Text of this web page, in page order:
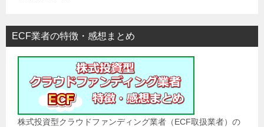
ECF業者の特徴・感想まとめ
株式投資型クラウドファンディング業者（ECF取扱業者）の